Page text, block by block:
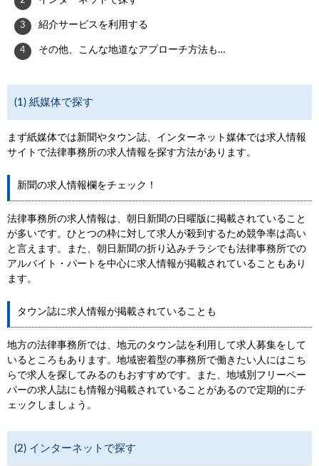
紹介サービスを利用する
その他、こんな地道なアプローチ方法も…
(1) 紙媒体で探す
まず紙媒体では新聞やタウン誌、インターネット媒体では求人情報
サイトで法律事務所の求人情報を探す方法があります。
新聞の求人情報欄をチェック！
法律事務所の求人情報は、朝日新聞の日曜版に掲載されていること
が多いです。ひとつの枠に対して求人が殺到するため競争率は高い
と言えます。また、朝日新聞の折り込みチラシでも法律事務所での
アルバイト・パートを中心に求人情報が掲載されていることもあり
ます。
タウン誌に求人情報が掲載されていることも
地方の法律事務所では、地元のタウン誌を利用して求人募集をして
いるところもあります。地域密着型の事務所で働きたい人にはこち
らで求人を探してみるのもおすすめです。また、地域別フリーペー
パーの求人誌にも情報が掲載されていることがあるので定期的にチ
ェックしましょう。
(2) インターネットで探す